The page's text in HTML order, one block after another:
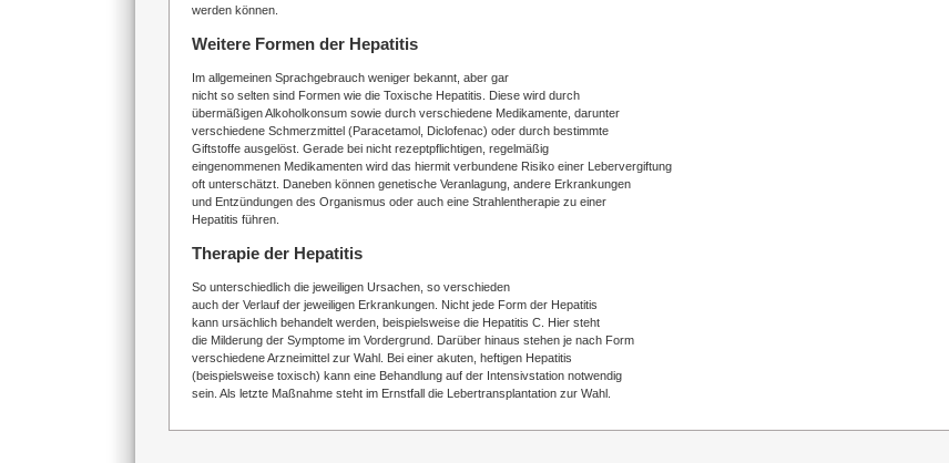
werden können.
Weitere Formen der Hepatitis
Im allgemeinen Sprachgebrauch weniger bekannt, aber gar
nicht so selten sind Formen wie die Toxische Hepatitis. Diese wird durch
übermäßigen Alkoholkonsum sowie durch verschiedene Medikamente, darunter
verschiedene Schmerzmittel (Paracetamol, Diclofenac) oder durch bestimmte
Giftstoffe ausgelöst. Gerade bei nicht rezeptpflichtigen, regelmäßig
eingenommenen Medikamenten wird das hiermit verbundene Risiko einer Lebervergiftung
oft unterschätzt. Daneben können genetische Veranlagung, andere Erkrankungen
und Entzündungen des Organismus oder auch eine Strahlentherapie zu einer
Hepatitis führen.
Therapie der Hepatitis
So unterschiedlich die jeweiligen Ursachen, so verschieden
auch der Verlauf der jeweiligen Erkrankungen. Nicht jede Form der Hepatitis
kann ursächlich behandelt werden, beispielsweise die Hepatitis C. Hier steht
die Milderung der Symptome im Vordergrund. Darüber hinaus stehen je nach Form
verschiedene Arzneimittel zur Wahl. Bei einer akuten, heftigen Hepatitis
(beispielsweise toxisch) kann eine Behandlung auf der Intensivstation notwendig
sein. Als letzte Maßnahme steht im Ernstfall die Lebertransplantation zur Wahl.